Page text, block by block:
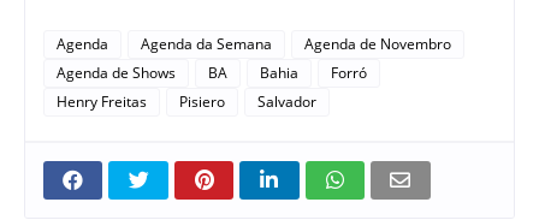
Agenda Agenda da Semana
Agenda de Novembro
Agenda de Shows
BA Bahia
Forró
Henry Freitas
Pisiero Salvador